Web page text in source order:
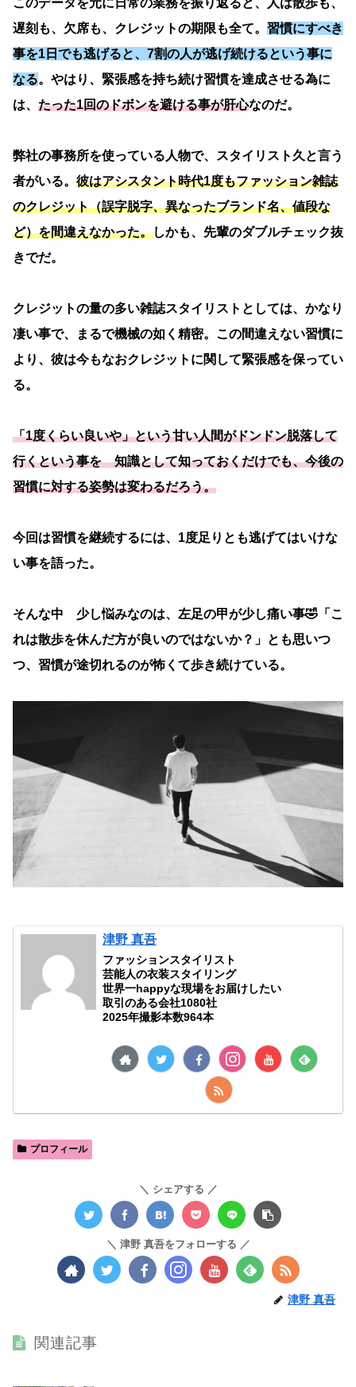
このデータを元に日常の業務を振り返ると、人は散歩も、
遅刻も、欠席も、クレジットの期限も全て。 習慣にすべき
事を1日でも逃げると、7割の人が逃げ続けるという事に
なる。やはり、緊張感を持ち続け習慣を達成させる為に
は、 たった1回のドボンを避ける事が肝心なのだ。
弊社の事務所を使っている人物で、スタイリスト久と言う
者がいる。 彼はアシスタント時代1度もファッション雑誌
のクレジット（誤字脱字、異なったブランド名、値段な
ど）を間違えなかった。しかも、先輩のダブルチェック抜
きでだ。
クレジットの量の多い雑誌スタイリストとしては、かなり
凄い事で、まるで機械の如く精密。この間違えない習慣に
より、彼は今もなおクレジットに関して緊張感を保ってい
る。
「1度くらい良いや」という甘い人間がドンドン脱落して
行くという事を 知識として知っておくだけでも、今後の
習慣に対する姿勢は変わるだろう。
今回は習慣を継続するには、1度足りとも逃げてはいけな
い事を語った。
そんな中 少し悩みなのは、左足の甲が少し痛い事🤣「こ
れは散歩を休んだ方が良いのではないか？」とも思いつ
つ、習慣が途切れるのが怖くて歩き続けている。
津野 真吾
ファッションスタイリスト
芸能人の衣装スタイリング
世界一happyな現場をお届けしたい
取引のある会社1080社
2025年撮影本数964本
プロフィール
シェアする
津野 真吾をフォローする
津野 真吾
関連記事